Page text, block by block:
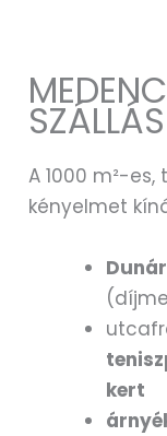
A 1000 m²-
kényelmet
kert